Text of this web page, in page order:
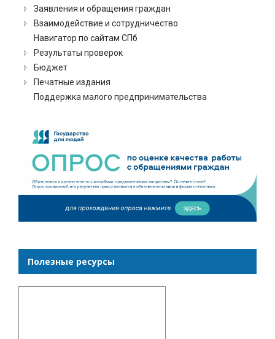
Заявления и обращения граждан
Взаимодействие и сотрудничество
Навигатор по сайтам СПб
Результаты проверок
Бюджет
Печатные издания
Поддержка малого предпринимательства
Полезные ресурсы